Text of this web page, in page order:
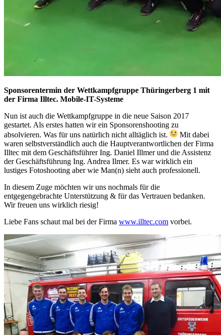
Sponsorentermin der Wettkampfgruppe Thüringerberg 1 mit
der Firma Illtec. Mobile-IT-Systeme
Nun ist auch die Wettkampfgruppe in die neue Saison 2017
gestartet. Als erstes hatten wir ein Sponsorenshooting zu
absolvieren. Was für uns natürlich nicht alltäglich ist.
Mit dabei
waren selbstverständlich auch die Hauptverantwortlichen der Firma
Illtec mit dem Geschäftsführer Ing. Daniel Illmer und die Assistenz
der Geschäftsführung Ing. Andrea Ilmer. Es war wirklich ein
lustiges Fotoshooting aber wie Man(n) sieht auch professionell.
In diesem Zuge möchten wir uns nochmals für die
entgegengebrachte Unterstützung & für das Vertrauen bedanken.
Wir freuen uns wirklich riesig!
Liebe Fans schaut mal bei der Firma www.illtec.com vorbei.